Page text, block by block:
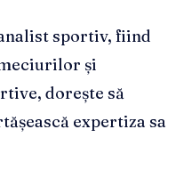
sportiv, fiind
și
dorește să
expertiza sa